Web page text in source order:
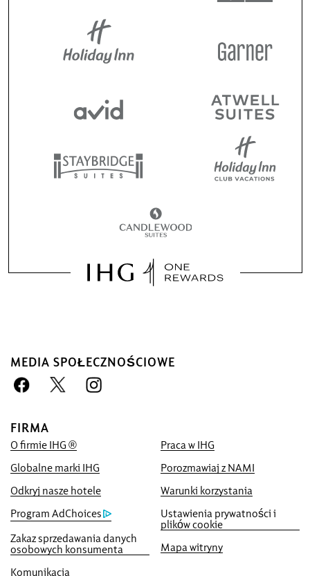
MEDIA SPOŁECZNOŚCIOWE
FIRMA
O firmie IHG ®
Praca w IHG
Globalne marki IHG
Porozmawiaj z NAMI
Odkryj nasze hotele
Warunki korzystania
Program AdChoices
Ustawienia prywatności i
plików cookie
Zakaz sprzedawania danych
osobowych konsumenta
Mapa witryny
Komunikacja
Zarezerwuj u nas i ciesz się
korzyściami
Obiecujemy Ci najniższą dostępną cenę
online lub my dorównamy Ci i damy Ci
Rewards, do maksymalnej liczby 40,000-
punktów.
Gwarancja rezerwacji online
Gwarantujemy dostępność pokoju
Bez prowizji za rezerwację!